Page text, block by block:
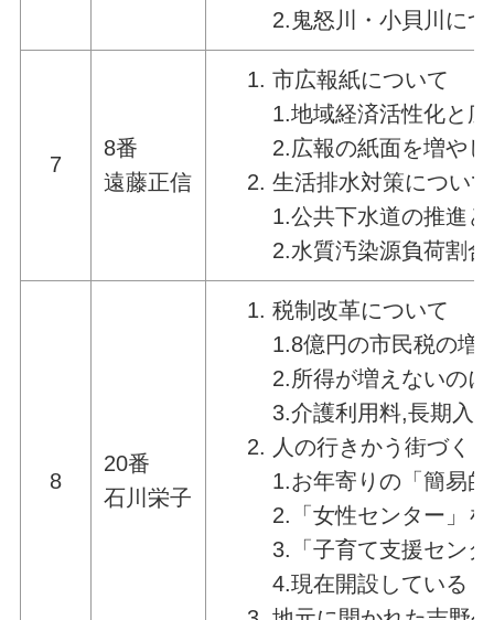
2.鬼怒川・小貝川に
7
8番
遠藤正信
市広報紙について
1.地域経済活性化と
2.広報の紙面を増や
生活排水対策について
1.公共下水道の推進
2.水質汚染源負荷割
8
20番
石川栄子
税制改革について
1.8億円の市民税の増
2.所得が増えないの
3.介護利用料,長期入
人の行きかう街づく
1.お年寄りの「簡易
2.「女性センター」
3.「子育て支援セン
4.現在開設している